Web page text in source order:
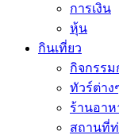
การเงิน
หุ้น
กินเที่ยว
กิจกรรม
ทัวร์ต่าง
ร้านอาห
สถานที่ท่